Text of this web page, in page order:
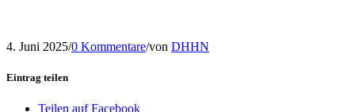
4. Juni 2025/0 Kommentare/von DHHN
Eintrag teilen
Teilen auf Facebook